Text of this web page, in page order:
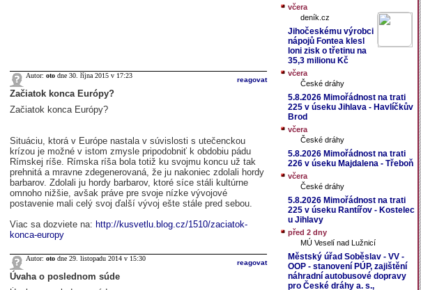
Autor: oto dne 30. října 2015 v 17:23
reagovat
Začiatok konca Európy?
Začiatok konca Európy?
Situáciu, ktorá v Európe nastala v súvislosti s utečenckou
krízou je možné v istom zmysle pripodobniť k obdobiu pádu
Rímskej ríše. Rímska ríša bola totiž ku svojmu koncu už tak
prehnitá a mravne zdegenerovaná, že ju nakoniec zdolali hordy
barbarov. Zdolali ju hordy barbarov, ktoré síce stáli kultúrne
omnoho nižšie, avšak práve pre svoje nízke vývojové
postavenie mali celý svoj ďalší vývoj ešte stále pred sebou.
Viac sa dozviete na: http://kusvetlu.blog.cz/1510/zaciatok-
konca-europy
Autor: oto dne 29. listopadu 2014 v 15:30
reagovat
Úvaha o poslednom súde
včera
deník.cz
Jihočeskému výrobci
nápojů Fontea klesl
loni zisk o třetinu na
35,3 milionu Kč
včera
České dráhy
5.8.2026 Mimořádnost na trati
225 v úseku Jihlava - Havlíčkův
Brod
včera
České dráhy
5.8.2026 Mimořádnost na trati
226 v úseku Majdalena - Třeboň
včera
České dráhy
5.8.2026 Mimořádnost na trati
225 v úseku Rantířov - Kostelec
u Jihlavy
před 2 dny
MÚ Veselí nad Lužnicí
Městský úřad Soběslav - VV -
OOP - stanovení PÚP, zajištění
náhradní autobusové dopravy
pro České dráhy a. s.,